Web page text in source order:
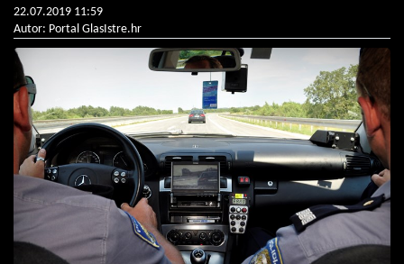
22.07.2019 11:59
Autor: Portal GlasIstre.hr